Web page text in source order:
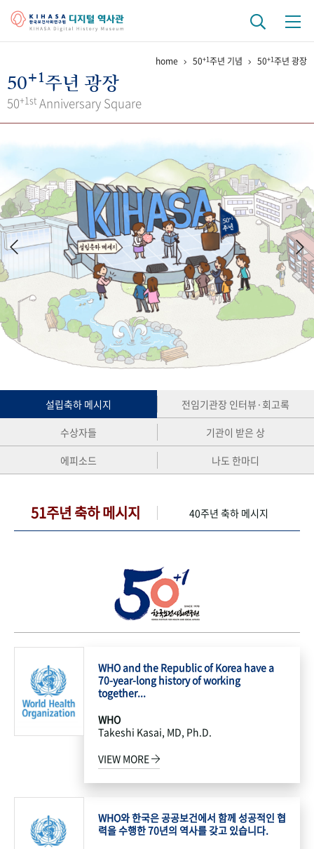
걸어온 길 기관 변천사
키워드로 보는 연구 역사
연구자들
간행물 변천사
기록물 아카이브
사진 아카이브 문서 기록물 행정박물 영상 기록물
50+1 주년 기념
성과 50선 숫자로 보는 50년 50
주년 광장
세계와 함께 한 KIHASA
VR 역사관
home 50+1주년 기념 50+1주년 광장
50+1주년 광장
50+1st Anniversary Square
설립축하 메시지
전임기관장 인터뷰·회고록
수상자들
기관이 받은 상
에피소드
나도 한마디
51주년 축하 메시지 40주년 축하 메시지
WHO and the Republic of Korea have a
70-year-long history of working
together...
WHO
Takeshi Kasai, MD, Ph.D.
VIEW MORE
WHO와 한국은 공공보건에서 함께 성공적인 협
력을 수행한 70년의 역사를 갖고 있습니다.